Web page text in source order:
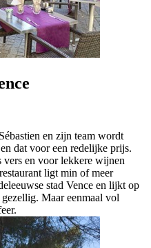
en zijn team wordt
dat voor een redelijke prijs.
en voor lekkere wijnen
ligt min of meer
stad Vence en lijkt op
Maar eenmaal vol